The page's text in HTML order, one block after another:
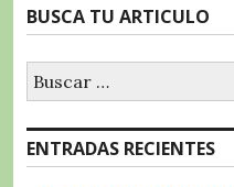
BUSCA TU ARTICULO
ENTRADAS RECIENTES